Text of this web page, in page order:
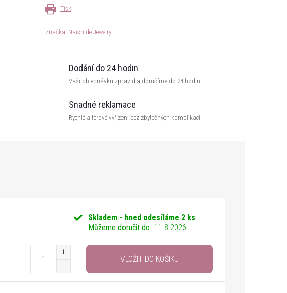
Tisk
Značka: Naishide Jewelry
Dodání do 24 hodin
Vaši objednávku zpravidla doručíme do 24 hodin
Snadné reklamace
Rychlé a férové vyřízení bez zbytečných komplikací
Skladem - hned odesíláme 2 ks
Můžeme doručit do 11.8.2026
VLOŽIT DO KOŠÍKU